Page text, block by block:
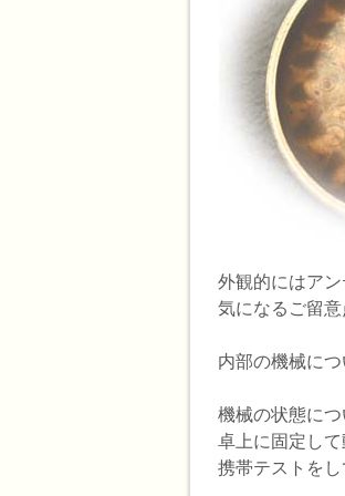
外観的にはア
気になるご留意
内部の機械に
機械の状態に
卓上に固定し
携帯テストを